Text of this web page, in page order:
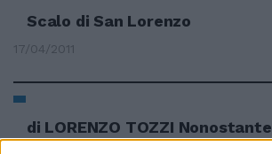
Scalo di San Lorenzo
17/04/2011
di LORENZO TOZZI Nonostante
la sua bellezza «Il Ratto dal